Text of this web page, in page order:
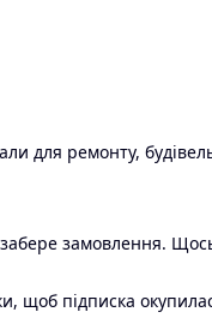
для ремонту,
замовлення.
щоб підписка